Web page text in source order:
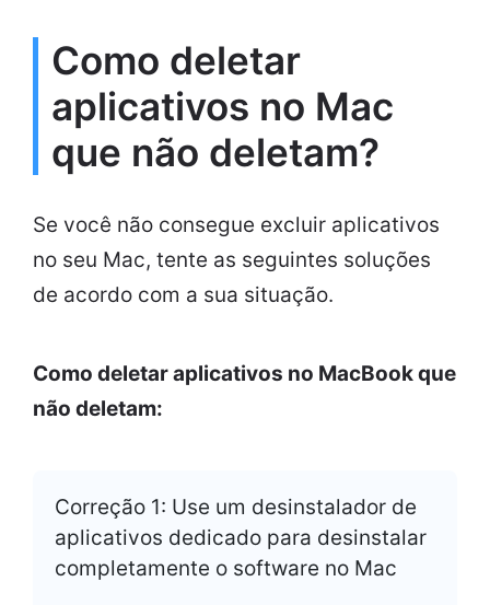
Como deletar
aplicativos no Mac
que não deletam?
Se você não consegue excluir aplicativos
no seu Mac, tente as seguintes soluções
de acordo com a sua situação.
Como deletar aplicativos no MacBook que
não deletam:
Correção 1: Use um desinstalador de
aplicativos dedicado para desinstalar
completamente o software no Mac